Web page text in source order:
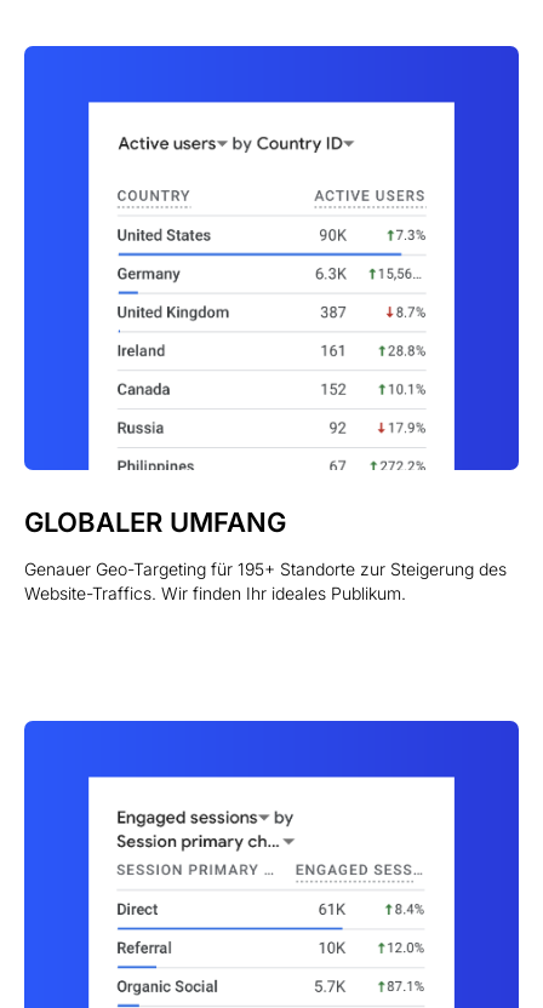
GLOBALER UMFANG
Genauer Geo-Targeting für 195+ Standorte zur Steigerung des
Website-Traffics. Wir finden Ihr ideales Publikum.